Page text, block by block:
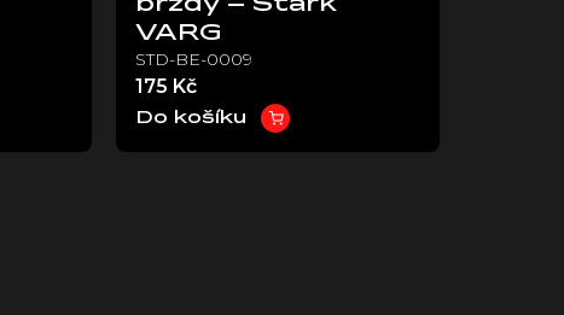
brzdy – Stark
VARG
STD-BE-0009
175 Kč
Do košíku